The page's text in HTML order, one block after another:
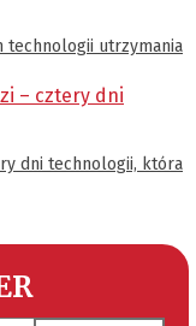
technologii utrzymania
dni technologii, która